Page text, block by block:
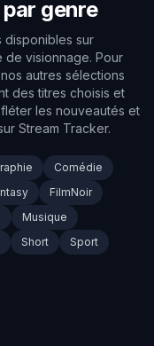
genre
disponibles sur
de visionnage. Pour
autres sélections
des titres choisis et
les nouveautés et
Stream Tracker.
Comédie
FilmNoir
Musique
Short
Sport